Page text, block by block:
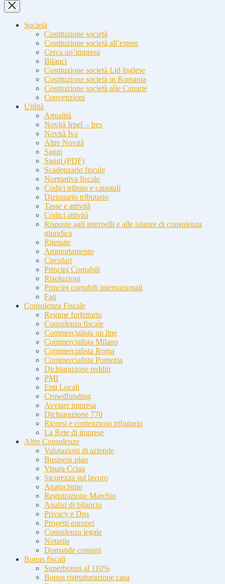
Società
Costituzione società
Costituzione società all’estero
Cerca un’impresa
Bilanci
Costituzione società Ltd Inglese
Costituzione società in Romania
Costituzione società alle Canarie
Convenzioni
Utilità
Attualità
Novità Irpef – Ires
Novità Iva
Altre Novità
Saggi
Saggi (PDF)
Scadenzario fiscale
Normativa fiscale
Codici tributo e catastali
Dizionario tributario
Tasse e attività
Codici attività
Risposte agli interpelli e alle istanze di consulenza
giuridica
Ritenute
Ammortamento
Circolari
Principi Contabili
Risoluzioni
Principi contabili internazionali
Faq
Consulenza Fiscale
Regime forfettario
Consulenza fiscale
Commercialista on line
Commercialista Milano
Commercialista Roma
Commercialista Pomezia
Dichiarazione redditi
PMI
Enti Locali
Crowdfunding
Avviare impresa
Dichiarazione 770
Ricorsi e contenzioso tributario
La Rete di imprese
Altre Consulenze
Valutazioni di aziende
Business plan
Visura Cciaa
Sicurezza sul lavoro
Anatocismo
Registrazione Marchio
Analisi di bilancio
Privacy e Dps
Progetti europei
Consulenza legale
Notarile
Domande comuni
Bonus fiscali
Superbonus al 110%
Bonus ristrutturazione casa